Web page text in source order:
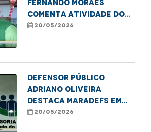
Fernando Moraes
comenta atividade do
MaraDefs em Balsas
20/05/2026
Defensor Público
Adriano Oliveira
destaca MaraDefs em
Imperatriz
20/05/2026